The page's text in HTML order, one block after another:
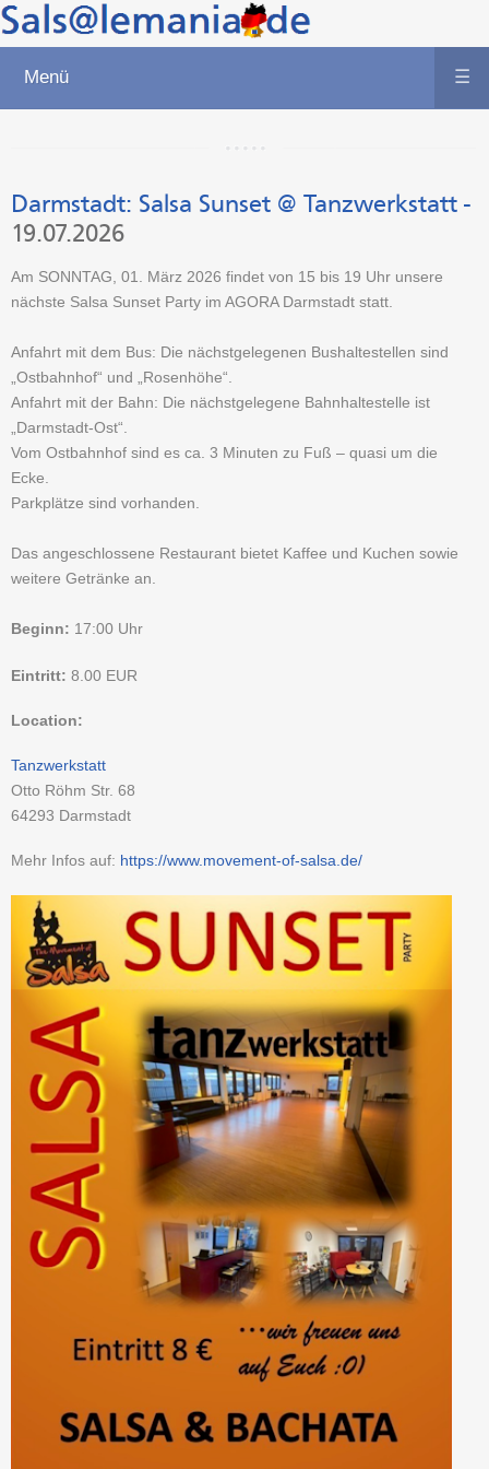
Menü ☰
Darmstadt: Salsa Sunset @ Tanzwerkstatt -
19.07.2026
Am SONNTAG, 01. März 2026 findet von 15 bis 19 Uhr unsere
nächste Salsa Sunset Party im AGORA Darmstadt statt.
Anfahrt mit dem Bus: Die nächstgelegenen Bushaltestellen sind
„Ostbahnhof“ und „Rosenhöhe“.
Anfahrt mit der Bahn: Die nächstgelegene Bahnhaltestelle ist
„Darmstadt-Ost“.
Vom Ostbahnhof sind es ca. 3 Minuten zu Fuß – quasi um die
Ecke.
Parkplätze sind vorhanden.
Das angeschlossene Restaurant bietet Kaffee und Kuchen sowie
weitere Getränke an.
Beginn: 17:00 Uhr
Eintritt: 8.00 EUR
Location:
Tanzwerkstatt
Otto Röhm Str. 68
64293 Darmstadt
Mehr Infos auf: https://www.movement-of-salsa.de/